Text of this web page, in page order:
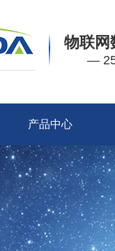
物联网
—
产品中心